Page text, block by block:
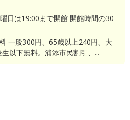
日は19:00まで開館 開館時間の30
一般300円、65歳以上240円、大
以下無料。浦添市民割引、...